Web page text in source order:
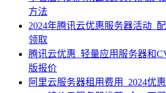
方法
2024年腾讯云优惠服务器活动_
领取
腾讯云优惠_轻量应用服务器和
版报价
阿里云服务器租用费用_2024优